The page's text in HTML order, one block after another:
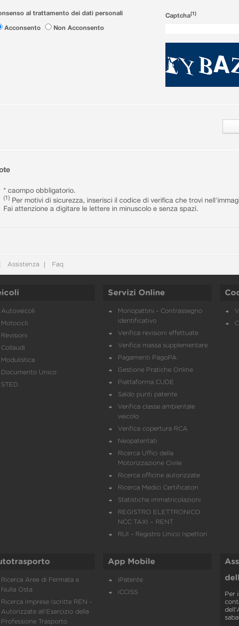
al trattamento dei dati personali
Acconsento
Non Acconsento
Captcha(1)
* caompo obbligatorio.
(1) Per motivi di sicurezza, inserisci il codice di verifica che trovi
Fai attenzione a digitare le lettere in minuscolo e senza spazi.
Assistenza Faq
Autoveicoli
Motocicli
Revisioni
Collaudi
Modulistica
Documento Unico
STED
Servizi Online
Monopattini - Contrassegno
identificativo
Verifica revisioni effettuate
Verifica massa supplementare
Pagamenti PagoPA
Gestione Pratiche Online
Piattaforma CUDE
Saldo punti patente
Verifica classe ambientale
veicolo
Verifica copertura RCA
Neopatentati
Ricerca Uffici della
Motorizzazione Civile
Ricerca officine autorizzate
Ricerca Medici Certificatori
Statistiche immatricolazioni
REGISTRO ELETTRONICO
NCC TAXI – RENT
RUI - Registro Unico Ispettori
Ricerca Aree di Fermata e
Nulla Osta
Ricerca Imprese Iscritte REN -
Autorizzate all'Esercizio della
Professione Trasporto
App Mobile
iPatente
iCCISS
Per